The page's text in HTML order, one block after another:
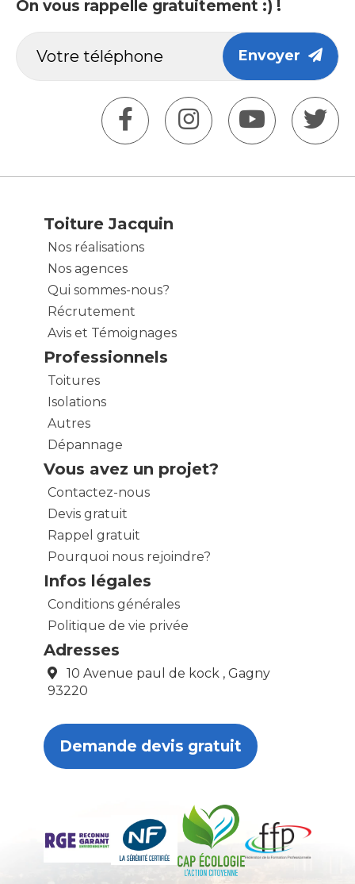
On vous rappelle gratuitement :) !
Envoyer
Toiture Jacquin
Nos réalisations
Nos agences
Qui sommes-nous?
Récrutement
Avis et Témoignages
Professionnels
Toitures
Isolations
Autres
Dépannage
Vous avez un projet?
Contactez-nous
Devis gratuit
Rappel gratuit
Pourquoi nous rejoindre?
Infos légales
Conditions générales
Politique de vie privée
Adresses
10 Avenue paul de kock , Gagny
93220
Demande devis gratuit